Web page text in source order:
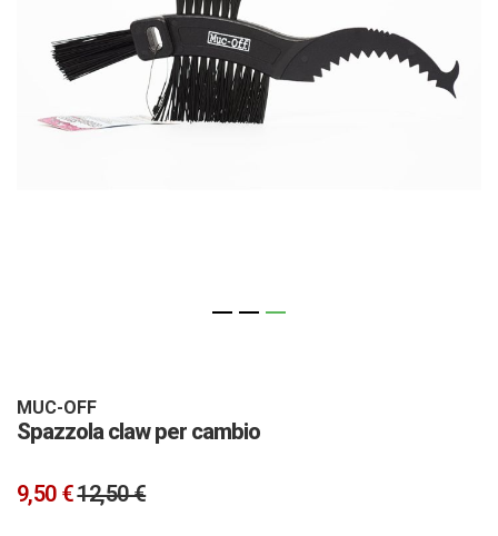
MUC-OFF
Spazzola claw per cambio
9,50 €12,50 €
galleria
di